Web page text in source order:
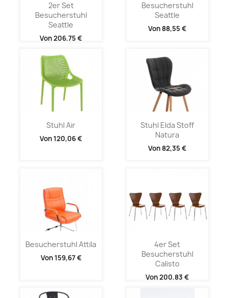
2er Set
Besucherstuhl
Seattle
Von206,75 €
Besucherstuhl
Seattle
Von 88,55 €
Stuhl Air
Von120,06 €
Stuhl Elda Stoff
Natura
Von 82,35 €
Besucherstuhl Attila
Von159,67 €
4er Set
Besucherstuhl
Calisto
Von200,83 €